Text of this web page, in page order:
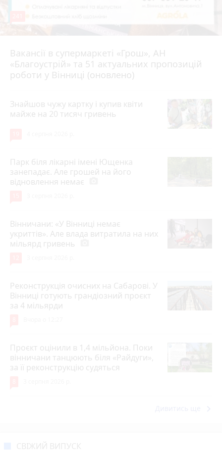
Вакансії в супермаркеті «Грош», АН
«Благоустрій» та 51 актуальних пропозицій
роботи у Вінниці (оновлено)
4 серпня 2026 р.
Знайшов чужу картку і купив квіти
майже на 20 тисяч гривень
Парк біля лікарні імені Ющенка
занепадає. Але грошей на його
відновлення немає
Вінничани: «У Вінниці немає
укриттів». Але влада витратила на них
мільярд гривень
Реконструкція очисних на Сабарові. У
Вінниці готують грандіозний проєкт
за 4 мільярди
Проєкт оцінили в 1,4 мільйона. Поки
вінничани танцюють біля «Райдуги»,
за її реконструкцію судяться